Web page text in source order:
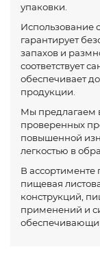
упаковки.
Использование
гарантирует
запахов и
соответствует
обеспечивает
продукции.
Мы предлагаем
проверенных
повышенной
легкостью в
В ассортименте
пищевая
конструкций,
применений и